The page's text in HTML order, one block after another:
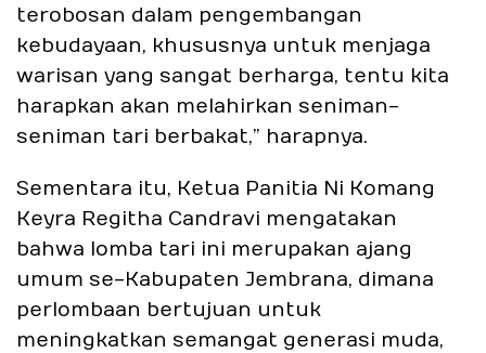
terobosan dalam pengembangan
kebudayaan, khususnya untuk menjaga
warisan yang sangat berharga, tentu kita
harapkan akan melahirkan seniman-
seniman tari berbakat,” harapnya.
Sementara itu, Ketua Panitia Ni Komang
Keyra Regitha Candravi mengatakan
bahwa lomba tari ini merupakan ajang
umum se-Kabupaten Jembrana, dimana
perlombaan bertujuan untuk
meningkatkan semangat generasi muda,